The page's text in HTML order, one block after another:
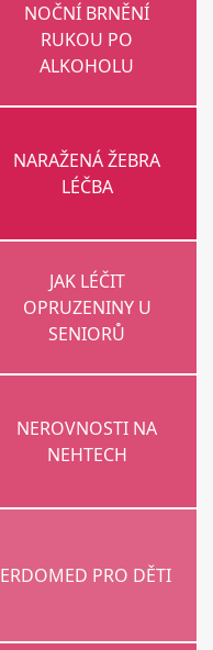
NOČNÍ BRNĚNÍ
RUKOU PO
ALKOHOLU
NARAŽENÁ ŽEBRA
LÉČBA
JAK LÉČIT
OPRUZENINY U
SENIORŮ
NEROVNOSTI NA
NEHTECH
ERDOMED PRO DĚTI